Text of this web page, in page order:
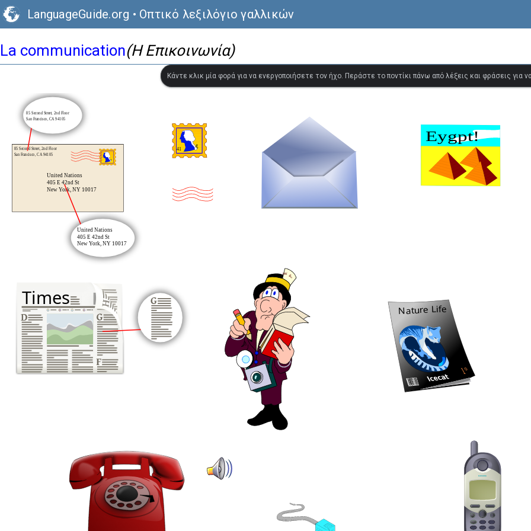
LanguageGuide.org • Οπτικό λεξιλόγιο γαλλικών
La communication(Η Επικοινωνία)
Κάντε κλικ μία φορά για να ενεργοποιήσετε τον ήχο. Περάστε το ποντίκι πάνω από λέξεις και φράσεις για